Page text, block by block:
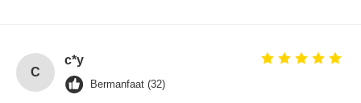
C
c*y
Bermanfaat (32)